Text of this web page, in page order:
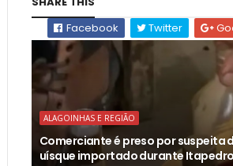
Facebook
Twitter
ALAGOINHAS E REGIÃO
Comerciante é preso por suspeita
uísque importado durante